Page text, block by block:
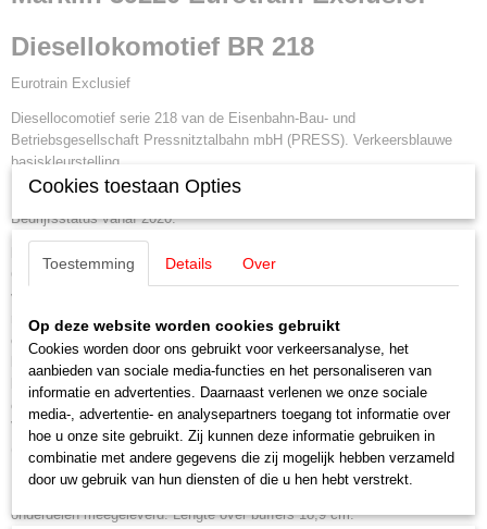
Diesellokomotief BR 218
Eurotrain Exclusief
Diesellocomotief serie 218 van de Eisenbahn-Bau- und
Betriebsgesellschaft Pressnitztalbahn mbH (PRESS). Verkeersblauwe
basiskleurstelling.
Bedrijfsnummer 218 057-0 (UIC-nummer 92 80 1218 462-0 D-PRESS).
Bedrijfsstatus vanaf 2020.
Geregelde krachtige aandrijving met centraal ingebouwd vliegwiel. Alle
vier de assen aangedreven. tractie banden. Driepuntsfrontsein en twee
rode sluitseinen, die afhankelijk van de rijrichting wisselen, werken
conventioneel in bedrijf en zijn digitaal schakelbaar. Frontseinen aan
loczijde 2 en 1 elk afzonderlijk digitaal uitschakelbaar. Dubbele A-
lichtfunctie. Grootlicht digitaal schakelbaar. Met de rijrichting wisselende
cabineverlichting en machinekamerverlichting digitaal schakelbaar.
Verlichting met onderhoudsvrije warmwitte en rode lichtgevende diodes
(LED). Metalen handgrepen bevestigd aan de zijkanten en voorkant.
Bufferhoogte volgens NEM. Kinematisch geleide kortkoppelingen.
Remleidingen en schroefkoppelingen worden als afzonderlijk bevestigbare
onderdelen meegeleverd. Lengte over buffers 18,9 cm.
Cookies toestaan Opties
Toestemming Details Over
Op deze website worden cookies gebruikt
Cookies worden door ons gebruikt voor verkeersanalyse, het
aanbieden van sociale media-functies en het personaliseren van
informatie en advertenties. Daarnaast verlenen we onze sociale
media-, advertentie- en analysepartners toegang tot informatie over
hoe u onze site gebruikt. Zij kunnen deze informatie gebruiken in
combinatie met andere gegevens die zij mogelijk hebben verzameld
door uw gebruik van hun diensten of die u hen hebt verstrekt.